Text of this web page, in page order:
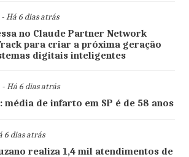
Há 6 dias atrás
no Claude Partner Network
para criar a próxima geração
digitais inteligentes
- Há 6 dias atrás
média de infarto em SP é de 58 anos
6 dias atrás
realiza 1,4 mil atendimentos de